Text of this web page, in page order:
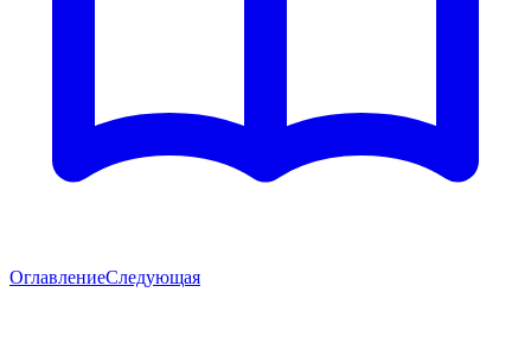
ОглавлениеСледующая